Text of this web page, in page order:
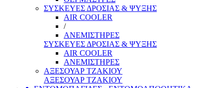
ΣΥΣΚΕΥΕΣ ΔΡΟΣΙΑΣ & ΨΥΞΗΣ
AIR COOLER
/
ΑΝΕΜΙΣΤΗΡΕΣ
ΣΥΣΚΕΥΕΣ ΔΡΟΣΙΑΣ & ΨΥΞΗΣ
AIR COOLER
ΑΝΕΜΙΣΤΗΡΕΣ
ΑΞΕΣΟΥΑΡ ΤΖΑΚΙΟΥ
ΑΞΕΣΟΥΑΡ ΤΖΑΚΙΟΥ